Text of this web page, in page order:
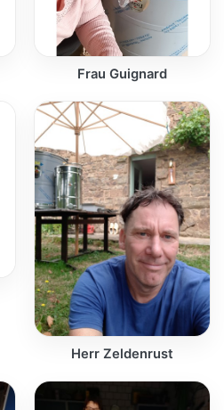
Frau Guignard
Herr Zeldenrust